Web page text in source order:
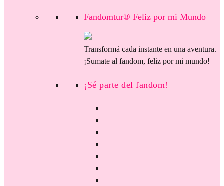
Fandomtur® Feliz por mi Mundo
Transformá cada instante en una aventura.
¡Sumate al fandom, feliz por mi mundo!
¡Sé parte del fandom!